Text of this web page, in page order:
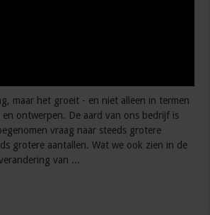
maar het groeit - en niet alleen in termen
ontwerpen. De aard van ons bedrijf is
vraag naar steeds grotere
grotere aantallen. Wat we ook zien in de
van ...